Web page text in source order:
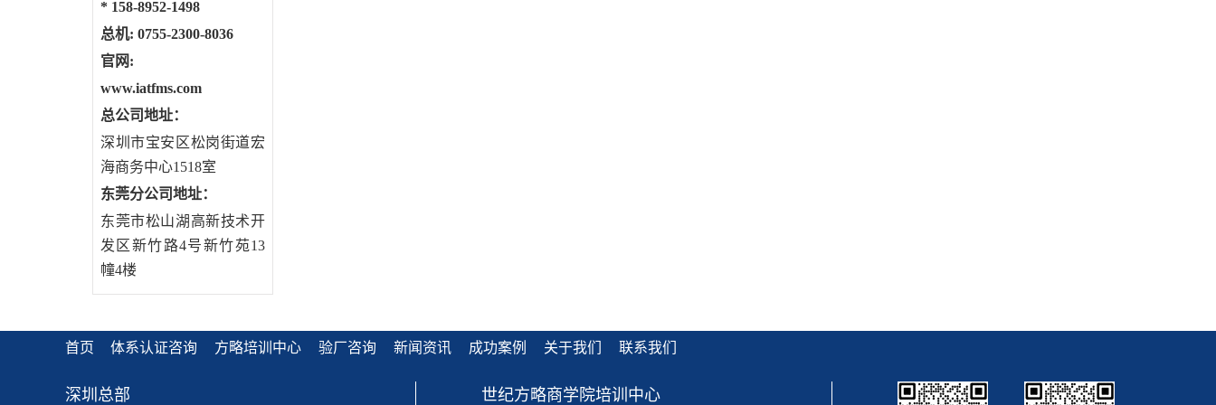
* 158-8952-1498
总机: 0755-2300-8036
官网:
www.iatfms.com
总公司地址：
深圳市宝安区松岗街道宏
海商务中心1518室
东莞分公司地址：
东莞市松山湖高新技术开
发区新竹路4号新竹苑13
幢4楼
首页 体系认证咨询 方略培训中心 验厂咨询 新闻资讯 成功案例 关于我们 联系我们
深圳总部 世纪方略商学院培训中心